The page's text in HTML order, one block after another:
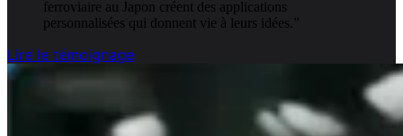
ferroviaire au Japon créent des applications
personnalisées qui donnent vie à leurs idées. ”
Lire le témoignage